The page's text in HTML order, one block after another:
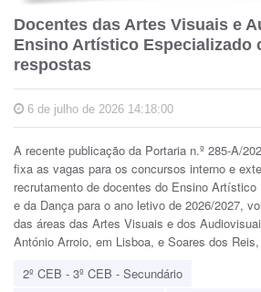
Docentes das Artes Visuais e
Ensino Artístico Especializado
respostas
6 de julho de 2026 14:18:00
A recente publicação da Portaria n.º 285-A/
fixa as vagas para os concursos interno e
recrutamento de docentes do Ensino
e da Dança para o ano letivo de 2026/2027,
das áreas das Artes Visuais e dos
António Arroio, em Lisboa, e Soares dos
2º CEB - 3º CEB - Secundário